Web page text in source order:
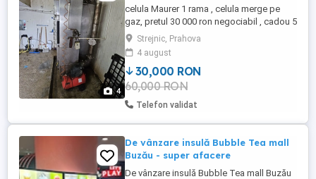
4
celula Maurer 1 rama , celula merge pe
gaz, pretul 30 000 ron negociabil , cadou 5
rame inox
Strejnic, Prahova
4 august
30,000 RON
60,000 RON
Telefon validat
De vânzare insulă Bubble Tea mall
Buzău - super afacere
De vânzare insulă Bubble Tea mall Buzău